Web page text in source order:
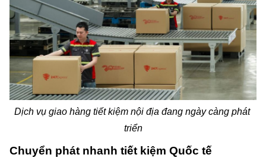
Dịch vụ giao hàng tiết kiệm nội địa đang ngày càng phát
triển
Chuyển phát nhanh tiết kiệm Quốc tế